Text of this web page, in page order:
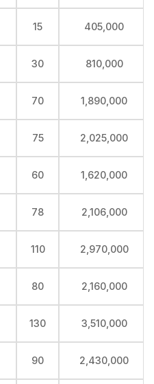
15 405,000
30 810,000
70 1,890,000
75 2,025,000
60 1,620,000
78 2,106,000
110 2,970,000
80 2,160,000
130 3,510,000
90 2,430,000